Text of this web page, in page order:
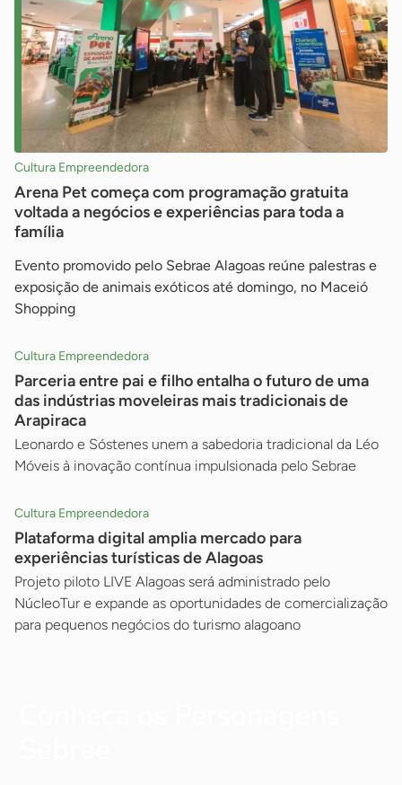
Cultura Empreendedora
Arena Pet começa com programação gratuita
voltada a negócios e experiências para toda a
família
Evento promovido pelo Sebrae Alagoas reúne palestras e
exposição de animais exóticos até domingo, no Maceió
Shopping
Cultura Empreendedora
Parceria entre pai e filho entalha o futuro de uma
das indústrias moveleiras mais tradicionais de
Arapiraca
Leonardo e Sóstenes unem a sabedoria tradicional da Léo
Móveis à inovação contínua impulsionada pelo Sebrae
Cultura Empreendedora
Plataforma digital amplia mercado para
experiências turísticas de Alagoas
Projeto piloto LIVE Alagoas será administrado pelo
NúcleoTur e expande as oportunidades de comercialização
para pequenos negócios do turismo alagoano